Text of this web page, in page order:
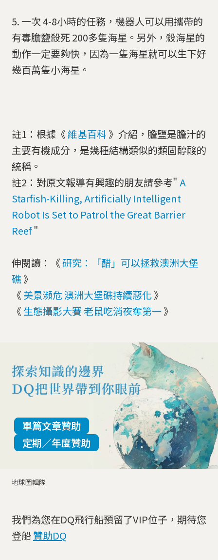
5. 一次 4-8小時的任務，機器人可以用攜帶的
有毒膽鹽殺死 200多隻海星。另外，殺海星的
動作一定要夠快，因為一隻海星就可以生下好
幾百萬隻小海星。
註1：根據《維基百科 》介紹，膽鹽是膽汁的
主要有機成分，是幾種結構類似的類固醇酸的
統稱。
註2：對原文報導有興趣的朋友請參考" A
Starfish-Killing, Artificially Intelligent
Robot Is Set to Patrol the Great Barrier
Reef"
伸閱讀：《研究：「醋」可以拯救澳洲大堡
礁》
《 美景瀕危 澳洲大堡礁持續惡化 》
《 生態攝影大賽 老鼠吃消夜奪第一》
地球圖輯隊
單篇文章贊助
定期／年度贊助
我們為您在DQ飛行船預留了VIP位子，期待您
登船贊助DQ